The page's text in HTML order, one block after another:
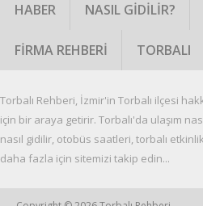
HABER NASIL GIDILIR?
FIRMA REHBERI TORBALI
Torbalı Rehberi, İzmir'in Torbalı ilçesi
için bir araya getirir. Torbalı'da ulaşım
nasıl gidilir, otobüs saatleri, torbalı
daha fazla için sitemizi takip edin...